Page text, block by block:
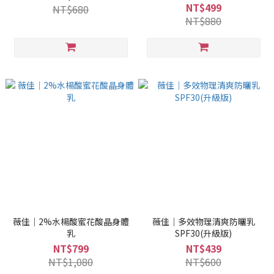
NT$680
NT$499
NT$880
薇佳｜2%水楊酸蜜花酸晶身體
乳
NT$799
NT$1,080
薇佳｜多效物理清爽防曬乳
SPF30(升級版)
NT$439
NT$600